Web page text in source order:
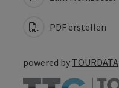
PDF erstellen
powered by TOURDATA